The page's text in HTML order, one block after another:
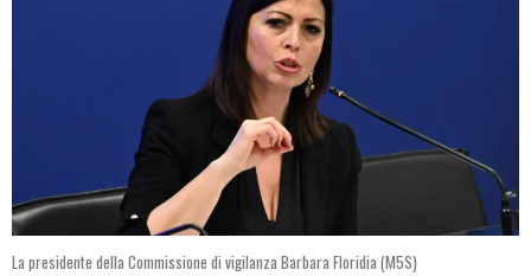
La presidente della Commissione di vigilanza Barbara Floridia (M5S)